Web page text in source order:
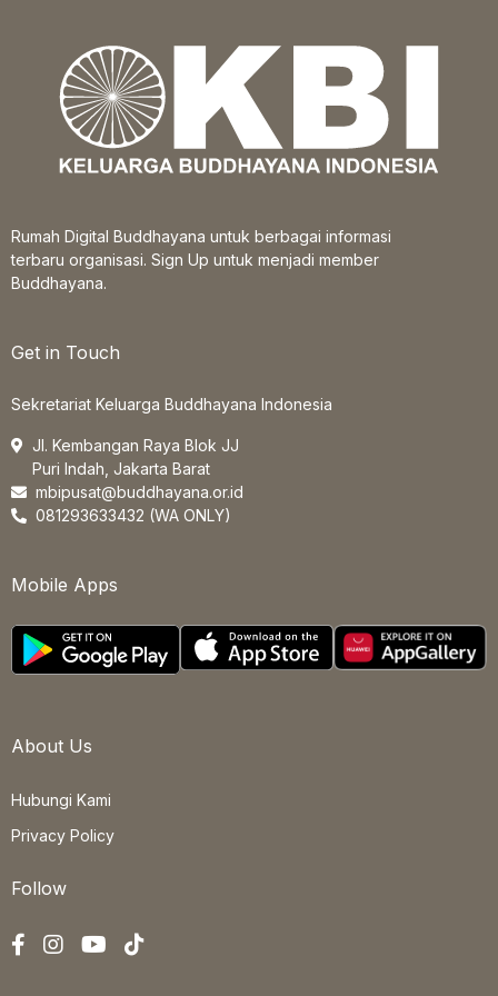
Rumah Digital Buddhayana untuk berbagai informasi
terbaru organisasi. Sign Up untuk menjadi member
Buddhayana.
Get in Touch
Sekretariat Keluarga Buddhayana Indonesia
Jl. Kembangan Raya Blok JJ
Puri Indah, Jakarta Barat
mbipusat@buddhayana.or.id
081293633432 (WA ONLY)
Mobile Apps
About Us
Hubungi Kami
Privacy Policy
Follow